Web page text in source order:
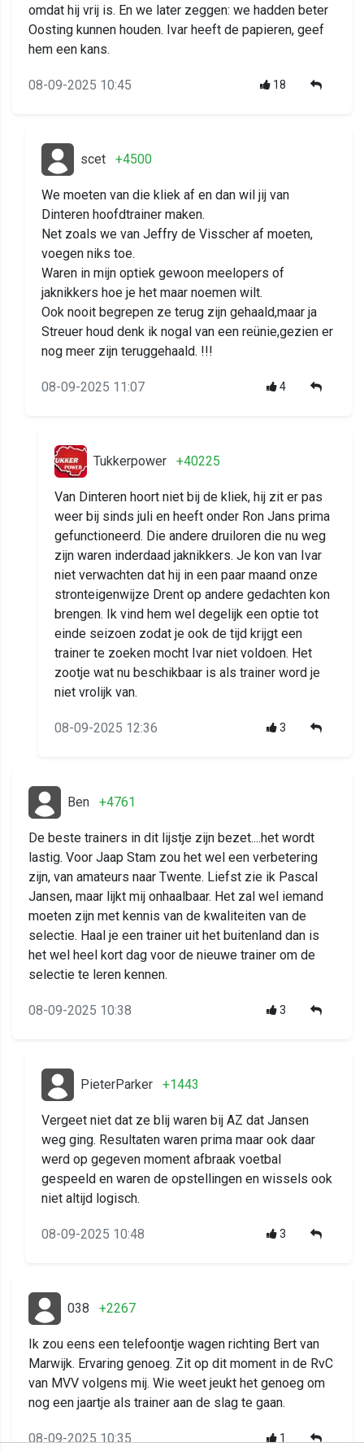
omdat hij vrij is. En we later zeggen: we hadden beter
Oosting kunnen houden. Ivar heeft de papieren, geef
hem een kans.
08-09-2025 10:45 18
scet +4500
We moeten van die kliek af en dan wil jij van
Dinteren hoofdtrainer maken.
Net zoals we van Jeffry de Visscher af moeten,
voegen niks toe.
Waren in mijn optiek gewoon meelopers of
jaknikkers hoe je het maar noemen wilt.
Ook nooit begrepen ze terug zijn gehaald,maar ja
Streuer houd denk ik nogal van een reünie,gezien er
nog meer zijn teruggehaald. !!!
08-09-2025 11:07 4
Tukkerpower +40225
Van Dinteren hoort niet bij de kliek, hij zit er pas
weer bij sinds juli en heeft onder Ron Jans prima
gefunctioneerd. Die andere druiloren die nu weg
zijn waren inderdaad jaknikkers. Je kon van Ivar
niet verwachten dat hij in een paar maand onze
stronteigenwijze Drent op andere gedachten kon
brengen. Ik vind hem wel degelijk een optie tot
einde seizoen zodat je ook de tijd krijgt een
trainer te zoeken mocht Ivar niet voldoen. Het
zootje wat nu beschikbaar is als trainer word je
niet vrolijk van.
08-09-2025 12:36 3
Ben +4761
De beste trainers in dit lijstje zijn bezet....het wordt
lastig. Voor Jaap Stam zou het wel een verbetering
zijn, van amateurs naar Twente. Liefst zie ik Pascal
Jansen, maar lijkt mij onhaalbaar. Het zal wel iemand
moeten zijn met kennis van de kwaliteiten van de
selectie. Haal je een trainer uit het buitenland dan is
het wel heel kort dag voor de nieuwe trainer om de
selectie te leren kennen.
08-09-2025 10:38 3
PieterParker +1443
Vergeet niet dat ze blij waren bij AZ dat Jansen
weg ging. Resultaten waren prima maar ook daar
werd op gegeven moment afbraak voetbal
gespeeld en waren de opstellingen en wissels ook
niet altijd logisch.
08-09-2025 10:48 3
038 +2267
Ik zou eens een telefoontje wagen richting Bert van
Marwijk. Ervaring genoeg. Zit op dit moment in de RvC
van MVV volgens mij. Wie weet jeukt het genoeg om
nog een jaartje als trainer aan de slag te gaan.
08-09-2025 10:35 1